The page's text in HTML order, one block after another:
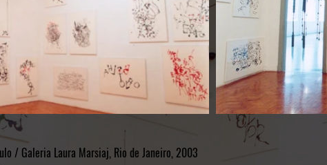
/ Galeria Laura Marsiaj, Rio de Janeiro, 2003